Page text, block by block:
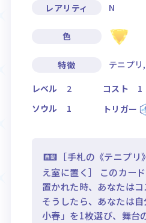
レアリティ N
色
特徴
テニプリ
レベル
2 コスト 1
ソウル
1 トリガー
［手札の《テニプ
え室に置く］ このカー
置かれた時、あなたはコ
そうしたら、あなたは
小春」を1枚選び、舞台